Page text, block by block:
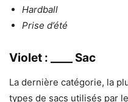
Hardball
Prise d’été
Violet : ____ Sac
La dernière catégorie, la
types de sacs utilisés par